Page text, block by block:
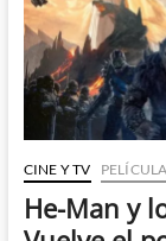
Caped
Crusader
CINE Y TV
He-Man y